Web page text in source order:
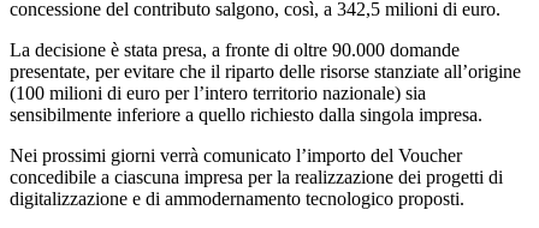
concessione del contributo salgono, così, a 342,5 milioni di euro.
La decisione è stata presa, a fronte di oltre 90.000 domande
presentate, per evitare che il riparto delle risorse stanziate all’origine
(100 milioni di euro per l’intero territorio nazionale) sia
sensibilmente inferiore a quello richiesto dalla singola impresa.
Nei prossimi giorni verrà comunicato l’importo del Voucher
concedibile a ciascuna impresa per la realizzazione dei progetti di
digitalizzazione e di ammodernamento tecnologico proposti.